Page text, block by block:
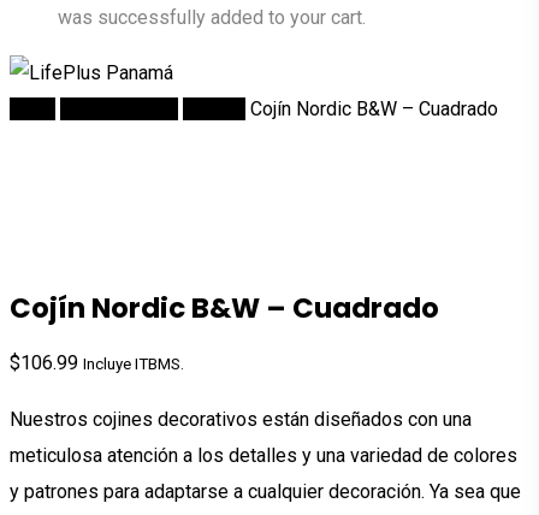
was successfully added to your cart.
Cojín Nordic B&W – Cuadrado
Cojín Nordic B&W – Cuadrado
$106.99 Incluye ITBMS.
Nuestros cojines decorativos están diseñados con una
meticulosa atención a los detalles y una variedad de colores
y patrones para adaptarse a cualquier decoración. Ya sea que